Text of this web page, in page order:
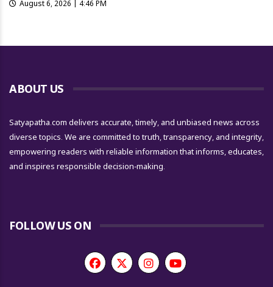
August 6, 2026 | 4:46 PM
ABOUT US
Satyapatha.com delivers accurate, timely, and unbiased news across
diverse topics. We are committed to truth, transparency, and integrity,
empowering readers with reliable information that informs, educates,
and inspires responsible decision-making.
FOLLOW US ON